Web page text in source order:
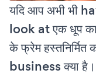
यदि आप अभी भी
look at एक धूप
के फ्रेम
business क्या है।